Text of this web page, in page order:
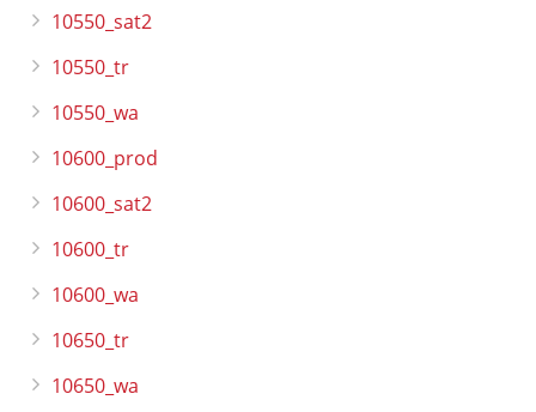
10550_sat2
10550_tr
10550_wa
10600_prod
10600_sat2
10600_tr
10600_wa
10650_tr
10650_wa